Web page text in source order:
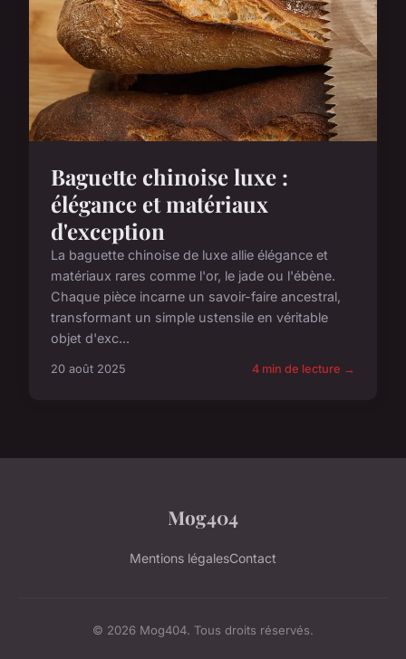
Baguette chinoise luxe :
élégance et matériaux
d'exception
La baguette chinoise de luxe allie élégance et
matériaux rares comme l'or, le jade ou l'ébène.
Chaque pièce incarne un savoir-faire ancestral,
transformant un simple ustensile en véritable
objet d'exc...
20 août 2025 4 min de lecture →
Mog404
Mentions légalesContact
© 2026 Mog404. Tous droits réservés.